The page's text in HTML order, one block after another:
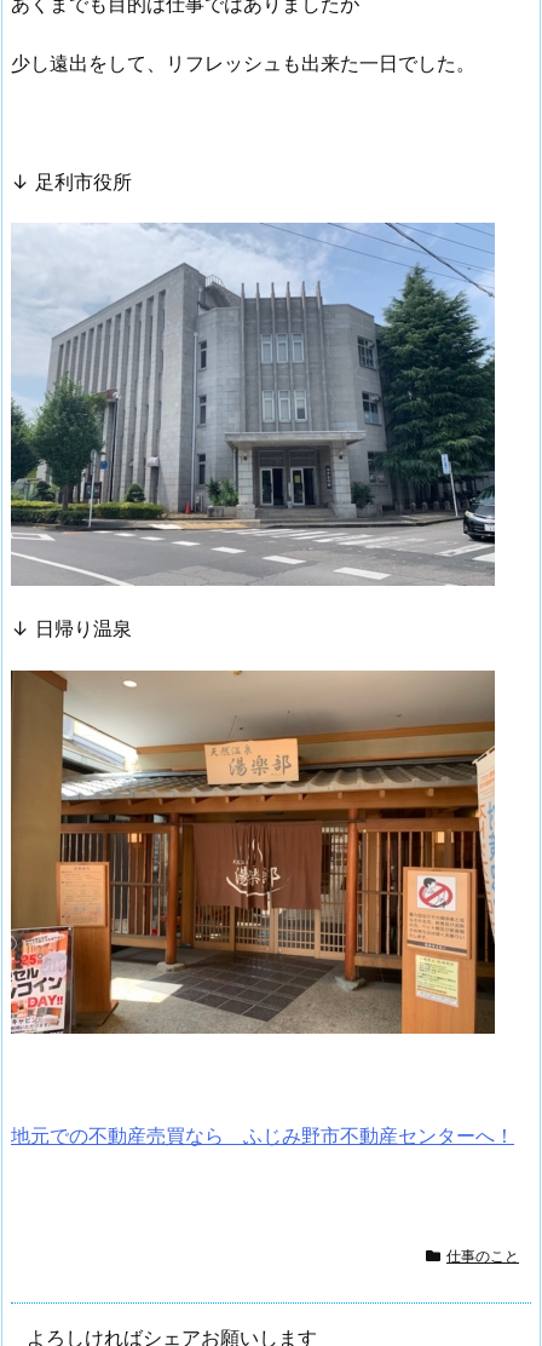
少し遠出をして、リフレッシュも出来た一日でした。
↓ 足利市役所
↓ 日帰り温泉
地元での不動産売買なら ふじみ野市不動産センターへ！
仕事のこと
よろしければシェアお願いします